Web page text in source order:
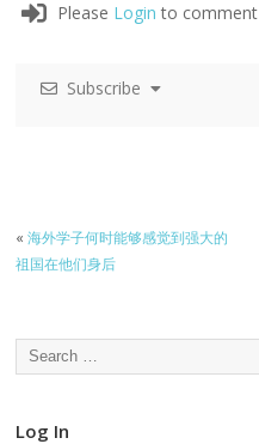
Please Login to comment
Subscribe
«海外学子何时能够感觉到强大的
祖国在他们身后
Log In